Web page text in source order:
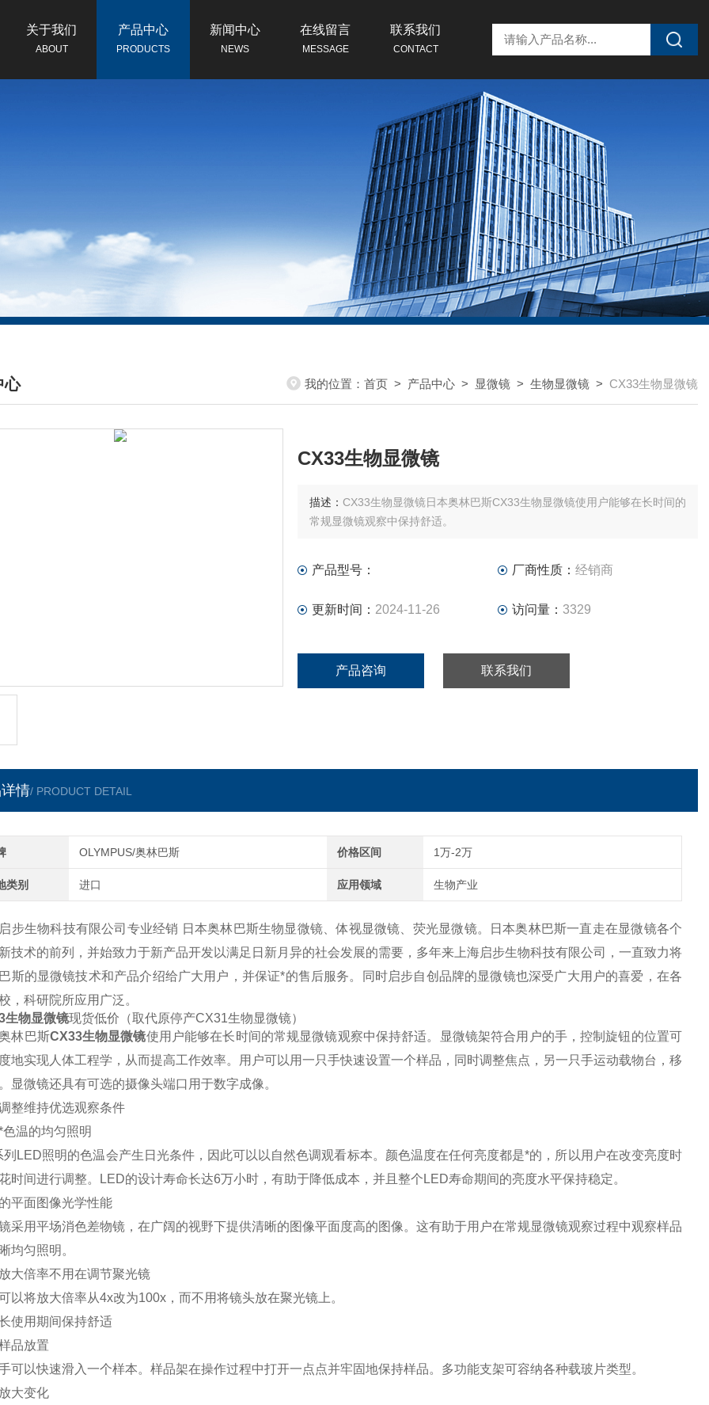
关于我们
ABOUT
产品中心
PRODUCTS
新闻中心
NEWS
在线留言
MESSAGE
联系我们
CONTACT
心
CENTER
我的位置： 首页 > 产品中心 > 显微镜 > 生物显微镜 > CX33生物显微镜
CX33生物显微镜
描述： CX33生物显微镜日本奥林巴斯CX33生物显微镜使用户能够在长时间的
常规显微镜观察中保持舒适。
产品型号： 厂商性质： 经销商
更新时间： 2024-11-26 访问量： 3329
产品咨询 联系我们
情/ PRODUCT DETAIL
OLYMPUS/奥林巴斯 价格区间 1万-2万
类别 进口 应用领域 生物产业
启步生物科技有限公司专业经销 日本奥林巴斯生物显微镜、体视显微镜、荧光显微镜。日本奥林巴斯一直走在显微镜各个
技术的前列，并始致力于新产品开发以满足日新月异的社会发展的需要，多年来上海启步生物科技有限公司，一直致力将
斯的显微镜技术和产品介绍给广大用户，并保证*的售后服务。同时启步自创品牌的显微镜也深受广大用户的喜爱，在各
，科研院所应用广泛。
生物显微镜现货低价（取代原停产CX31生物显微镜）
林巴斯CX33生物显微镜使用户能够在长时间的常规显微镜观察中保持舒适。显微镜架符合用户的手，控制旋钮的位置可
地实现人体工程学，从而提高工作效率。用户可以用一只手快速设置一个样品，同时调整焦点，另一只手运动载物台，移
显微镜还具有可选的摄像头端口用于数字成像。
整维持优选观察条件
色温的均匀照明
列LED照明的色温会产生日光条件，因此可以以自然色调观看标本。颜色温度在任何亮度都是*的，所以用户在改变亮度时
时间进行调整。LED的设计寿命长达6万小时，有助于降低成本，并且整个LED寿命期间的亮度水平保持稳定。
平面图像光学性能
采用平场消色差物镜，在广阔的视野下提供清晰的图像平面度高的图像。这有助于用户在常规显微镜观察过程中观察样品
均匀照明。
大倍率不用在调节聚光镜
以将放大倍率从4x改为100x，而不用将镜头放在聚光镜上。
使用期间保持舒适
品放置
可以快速滑入一个样本。样品架在操作过程中打开一点点并牢固地保持样品。多功能支架可容纳各种载玻片类型。
大变化